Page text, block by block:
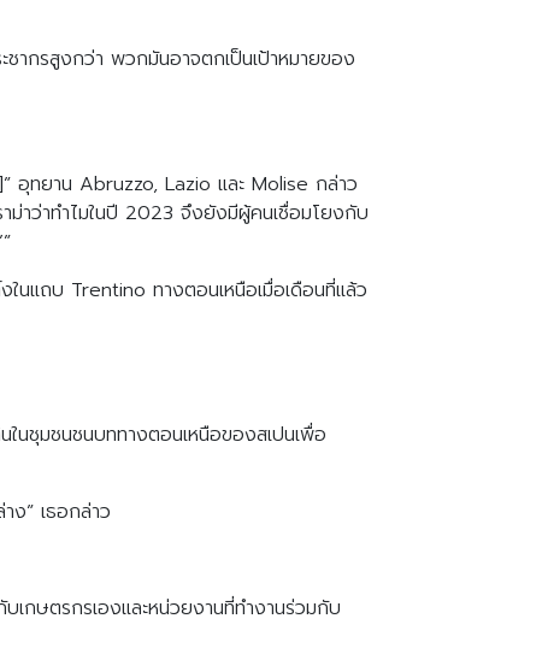
ากรสูงกว่า พวกมันอาจตกเป็นเป้าหมายของ
อุทยาน Abruzzo, Lazio และ Molise กล่าว
ม่าว่าทำไมในปี 2023 จึงยังมีผู้คนเชื่อมโยงกับ
นแถบ Trentino ทางตอนเหนือเมื่อเดือนที่แล้ว
ชุมชนชนบททางตอนเหนือของสเปนเพื่อ
ง” เธอกล่าว
เกษตรกรเองและหน่วยงานที่ทำงานร่วมกับ